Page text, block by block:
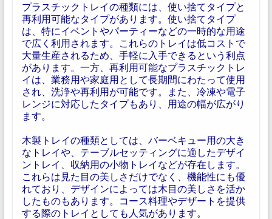
プラスチックトレイの種類には、使い捨てタイプと
再利用可能なタイプがあります。使い捨てタイプ
は、特にイベントやパーティーなどの一時的な用途
で広く利用されます。これらのトレイは低コストで
大量生産されるため、手軽に入手できるという利点
があります。一方、再利用可能なプラスチックトレ
イは、業務用や家庭用として長期間にわたって使用
され、洗浄や再利用が可能です。また、冷凍や電子
レンジに対応したタイプもあり、用途の幅が広がり
ます。
木製トレイの種類としては、バーベキュー用の大き
なトレイや、テーブルセッティングに適したデザイ
ントレイ、収納用の小物トレイなどが存在します。
これらは見た目の美しさだけでなく、機能性にも優
れており、デザインによっては木目の美しさを活か
したものもあります。コース料理やデザートを提供
する際のトレイとしても人気があります。